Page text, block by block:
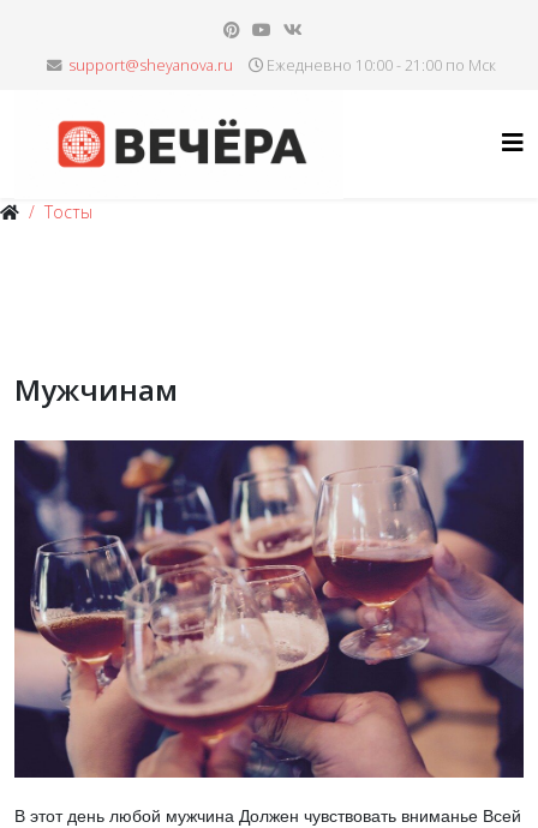
Ежедневно 10:00 - 21:00 по Мск
Тосты
Мужчинам
В этот день любой мужчина Должен чувствовать вниманье Всей